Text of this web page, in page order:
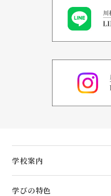
学校案内
学びの特色